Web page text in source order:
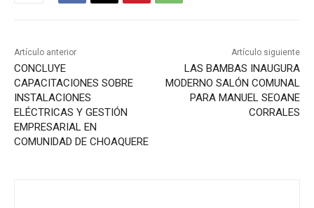
Artículo anterior
CONCLUYE
CAPACITACIONES SOBRE
INSTALACIONES
ELÉCTRICAS Y GESTIÓN
EMPRESARIAL EN
COMUNIDAD DE CHOAQUERE
Artículo siguiente
LAS BAMBAS INAUGURA
MODERNO SALÓN COMUNAL
PARA MANUEL SEOANE
CORRALES